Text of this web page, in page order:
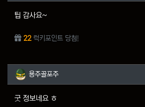
팁 감사요~
22럭키포인트 당첨!
용주골포주님의 댓글
용주골포주
굿 정보네요 ㅎ